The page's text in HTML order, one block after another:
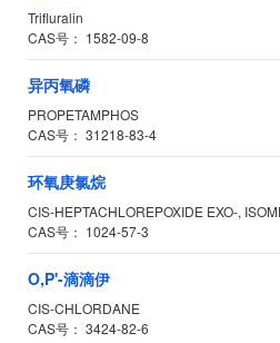
Trifluralin
CAS号： 1582-09-8
异丙氧磷
PROPETAMPHOS
CAS号： 31218-83-4
环氧庚氯烷
CIS-HEPTACHLOREPOXIDE EXO-,
CAS号： 1024-57-3
O,P'-滴滴伊
CIS-CHLORDANE
CAS号： 3424-82-6